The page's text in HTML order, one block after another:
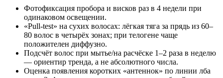
Фотофиксация пробора и висков раз в 4 недели при
одинаковом освещении.
«Pull-test» на сухих волосах: лёгкая тяга за прядь из 60–
80 волос в четырёх зонах; при телогене чаще
положителен диффузно.
Подсчёт волос при мытье/на расчёске 1–2 раза в неделю
— ориентир тренда, а не абсолютного числа.
Оценка появления коротких «антеннок» по линии лба